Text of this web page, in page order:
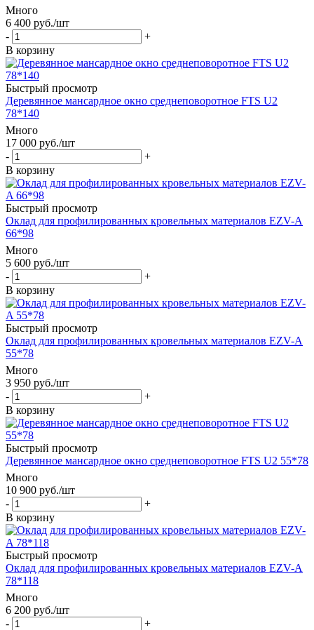
Много
6 400 руб./шт
-
+
В корзину
Быстрый просмотр
Деревянное мансардное окно среднеповоротное FTS U2
78*140
Много
17 000 руб./шт
-
+
В корзину
Быстрый просмотр
Оклад для профилированных кровельных материалов EZV-A
66*98
Много
5 600 руб./шт
-
+
В корзину
Быстрый просмотр
Оклад для профилированных кровельных материалов EZV-A
55*78
Много
3 950 руб./шт
-
+
В корзину
Быстрый просмотр
Деревянное мансардное окно среднеповоротное FTS U2 55*78
Много
10 900 руб./шт
-
+
В корзину
Быстрый просмотр
Оклад для профилированных кровельных материалов EZV-A
78*118
Много
6 200 руб./шт
-
+